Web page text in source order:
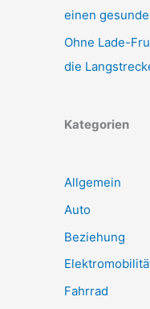
einen
Ohne Lade-
die
Kategorien
Allgemein
Auto
Beziehung
Fahrrad